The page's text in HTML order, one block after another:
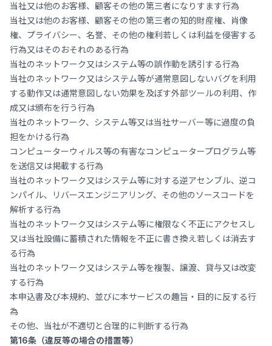
当社又は他のお客様、顧客その他の第三者になりすます行為
当社又は他のお客様、顧客その他の第三者の知的財産権、肖像
権、プライバシー、名誉、その他の権利若しくは利益を侵害する
行為又はそのおそれのある行為
当社のネットワーク又はシステム等の誤作動を誘引する行為
当社のネットワーク又はシステム等が通常意図しないバグを利用
する動作又は通常意図しない効果を及ぼす外部ツールの利用、作
成又は頒布を行う行為
当社のネットワーク、システム等又は当社サーバー等に過度の負
担をかける行為
コンピューターウィルス等の有害なコンピュータープログラム等
を送信又は掲載する行為
当社のネットワーク又はシステム等に対する逆アセンブル、逆コ
ンパイル、リバースエンジニアリング、その他のソースコードを
解析する行為
当社のネットワーク又はシステム等に権限なく不正にアクセスし
又は当社設備に蓄積された情報を不正に書き換え若しくは消去す
る行為
当社のネットワーク又はシステム等を複製、譲渡、貸与又は改変
する行為
本申込書及び本規約、並びに本サービスの趣旨・目的に反する行
為
その他、当社が不適切と合理的に判断する行為
第16条（違反等の場合の措置等）